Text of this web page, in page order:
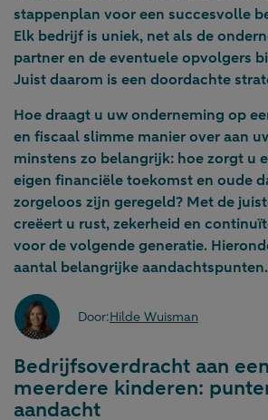
stappenplan voor een succesvolle
Elk bedrijf is uniek, net als de
partner en de eventuele opvolgers
Juist daarom is een doordachte
Hoe draagt u uw onderneming op
en fiscaal slimme manier over aan
minstens zo belangrijk: hoe zorgt u
eigen financiële toekomst en oude
zorgeloos zijn geregeld? Met de
creëert u rust, zekerheid en
voor de volgende generatie.
aantal belangrijke aandachtspunten.
Door:Hilde Wuisman
Bedrijfsoverdracht aan
meerdere kinderen:
aandacht